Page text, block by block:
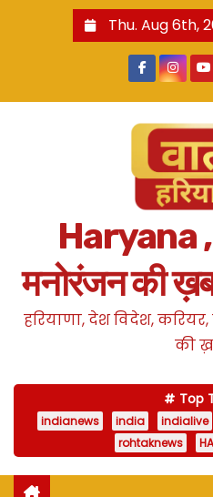
Thu. Aug 6th,
Haryana
मनोरंजन की
हरियाणा, देश विदेश,
की
Top
indianews india indialive
rohtaknews